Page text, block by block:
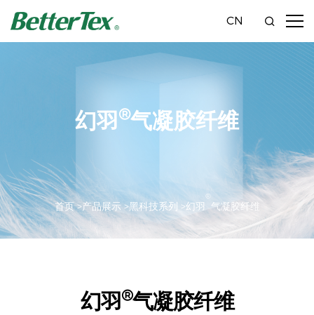
CN
幻羽 ®气凝胶纤维
首页 >产品展示 >黑科技系列 >幻羽
®
气凝胶纤维
幻羽®气凝胶纤维